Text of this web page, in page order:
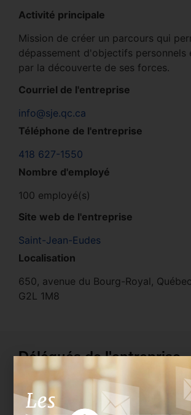
Activité principale
Mission de créer un parcours qui
dépassement d'objectifs personnels
par la découverte de ses forces.
Courriel de l'entreprise
info@sje.qc.ca
Téléphone de l'entreprise
418 627-1550
Nombre d'employé
100 employé(s)
Site web de l'entreprise
Saint-Jean-Eudes
Localisation
650, avenue du Bourg-Royal,
G2L 1M8
Délégués de l'entreprise
Les entreprises membres peuvent